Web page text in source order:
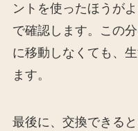
ントを使ったほうが
で確認します。この
に移動しなくても、
ます。
最後に、交換できる